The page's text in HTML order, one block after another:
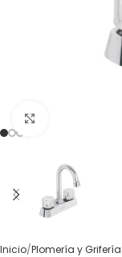
Inicio Plomería y Grifería